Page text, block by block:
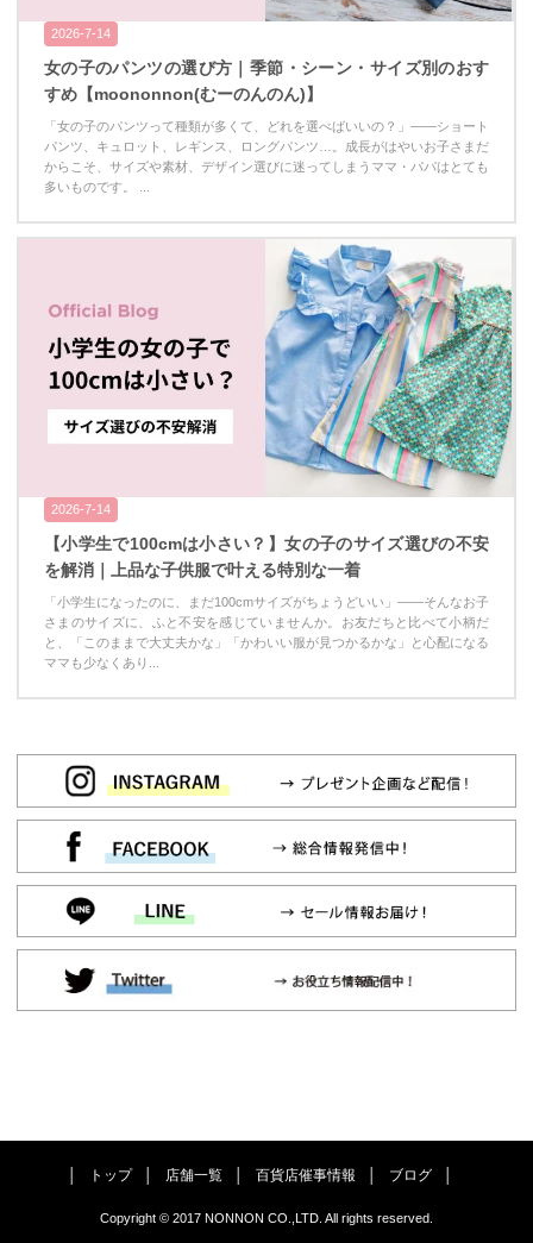
2026-7-14
女の子のパンツの選び方｜季節・シーン・サイズ別のおす
すめ【moononnon(むーのんのん)】
「女の子のパンツって種類が多くて、どれを選べばいいの？」——ショート
パンツ、キュロット、レギンス、ロングパンツ…。成長がはやいお子さまだ
からこそ、サイズや素材、デザイン選びに迷ってしまうママ・パパはとても
多いものです。 ...
2026-7-14
【小学生で100cmは小さい？】女の子のサイズ選びの不安
を解消｜上品な子供服で叶える特別な一着
「小学生になったのに、まだ100cmサイズがちょうどいい」——そんなお子
さまのサイズに、ふと不安を感じていませんか。お友だちと比べて小柄だ
と、「このままで大丈夫かな」「かわいい服が見つかるかな」と心配になる
ママも少なくあり...
トップ 店舗一覧 百貨店催事情報 ブログ
Copyright © 2017 NONNON CO.,LTD. All rights reserved.